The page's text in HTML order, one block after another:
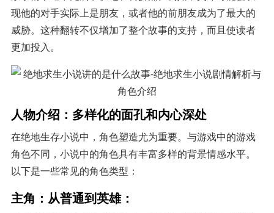
现他的对手实际上是朋友，或者他的前朋友成为了最大的
威胁。这种翻转不仅增加了整个故事的支持，而且使读者
更加投入。
人物介绍：多样化的面孔和内心深处
在绝地生存小说中，角色塑造尤为重要。与游戏中的游戏
角色不同，小说中的角色具有丰富多样的背景情感水平。
以下是一些常见的角色类型：
主角：从普通到英雄：